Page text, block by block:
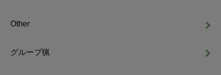
Other
グループ猟